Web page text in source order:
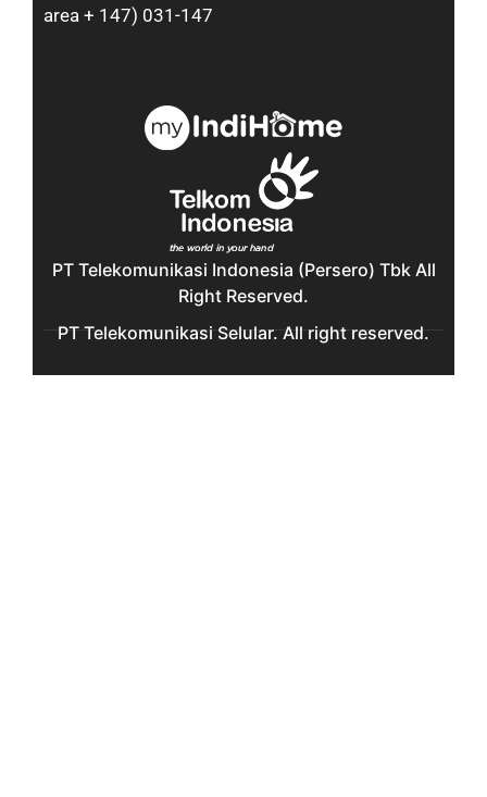
area + 147) 031-147
PT Telekomunikasi Indonesia (Persero) Tbk All
Right Reserved.
PT Telekomunikasi Selular. All right reserved.